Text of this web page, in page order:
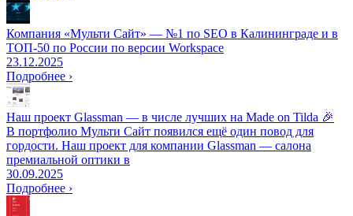
Компания «Мульти Сайт» — №1 по SEO в Калининграде и в
ТОП-50 по России по версии Workspace
23.12.2025
Подробнее ›
Наш проект Glassman — в числе лучших на Made on Tilda 🎉
В портфолио Мульти Сайт появился ещё один повод для
гордости. Наш проект для компании Glassman — салона
премиальной оптики в
30.09.2025
Подробнее ›